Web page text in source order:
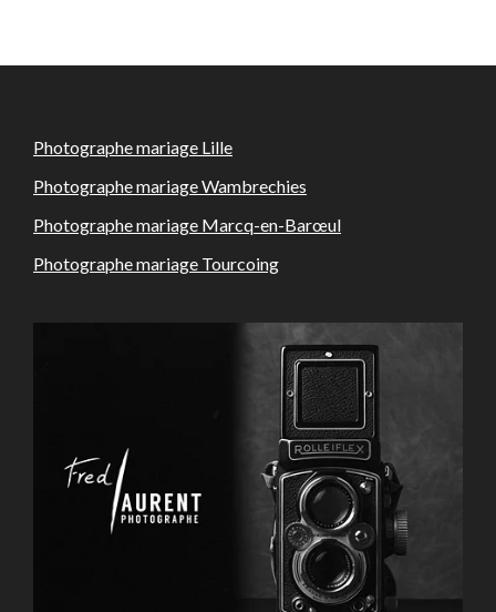
Photographe mariage Lille
Photographe mariage Wambrechies
Photographe mariage Marcq-en-Barœul
Photographe mariage Tourcoing